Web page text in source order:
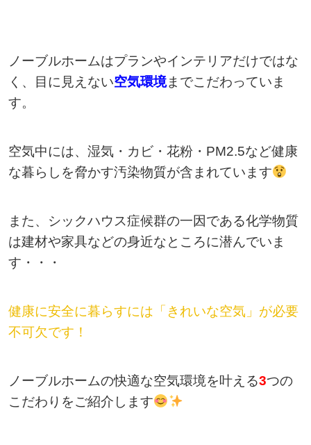
ノーブルホームはプランやインテリアだけではな
く、目に見えない空気環境までこだわっていま
す。
空気中には、湿気・カビ・花粉・PM2.5など健康
な暮らしを脅かす汚染物質が含まれています
また、シックハウス症候群の一因である化学物質
は建材や家具などの身近なところに潜んでいま
す・・・
健康に安全に暮らすには「きれいな空気」が必要
不可欠です！
ノーブルホームの快適な空気環境を叶える3つの
こだわりをご紹介します